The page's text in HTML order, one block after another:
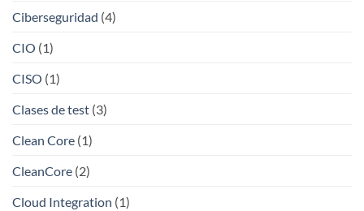
Ciberseguridad (4)
CIO (1)
CISO (1)
Clases de test (3)
Clean Core (1)
CleanCore (2)
Cloud Integration (1)